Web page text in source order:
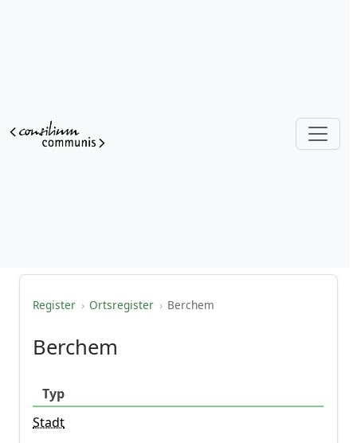
Register › Ortsregister › Berchem
Berchem
Typ
Stadt